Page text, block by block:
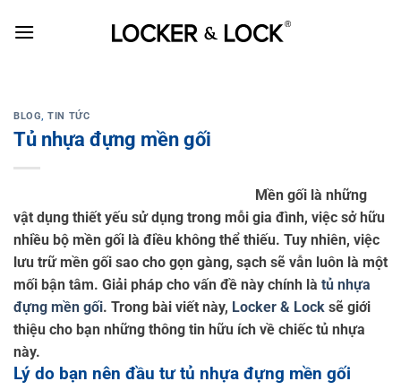
BLOG,TIN TỨC
Tủ nhựa đựng mền gối
Mền gối là những
vật dụng thiết yếu sử dụng trong mỗi gia đình, việc sở hữu
nhiều bộ mền gối là điều không thể thiếu. Tuy nhiên, việc
lưu trữ mền gối sao cho gọn gàng, sạch sẽ vẫn luôn là một
mối bận tâm. Giải pháp cho vấn đề này chính là tủ nhựa
đựng mền gối. Trong bài viết này, Locker & Lock sẽ giới
thiệu cho bạn những thông tin hữu ích về chiếc tủ nhựa
này.
Lý do bạn nên đầu tư tủ nhựa đựng mền gối